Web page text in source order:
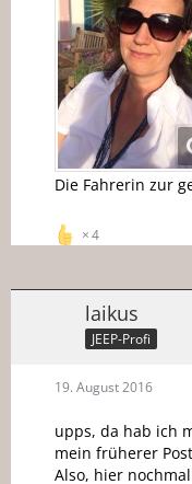
Die Fahrerin zur
4
laikus
JEEP-Profi
19. August 2016
upps, da hab ich
mein früherer
Also, hier